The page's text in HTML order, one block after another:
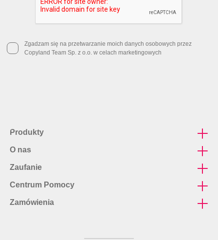
Zgadzam się na przetwarzanie moich danych osobowych przez
Copyland Team Sp. z o.o. w celach marketingowych
Produkty
mapy, dokumentacja CAD
Wizytówki express
Ulotki nieskładane cięte
Wydruki biurowe
O nas
Firma
Regulamin
Jak dojechać
Centrum Pomocy
FAQ
Zaufanie
Polityka prywatności
RODO
Zamówienia